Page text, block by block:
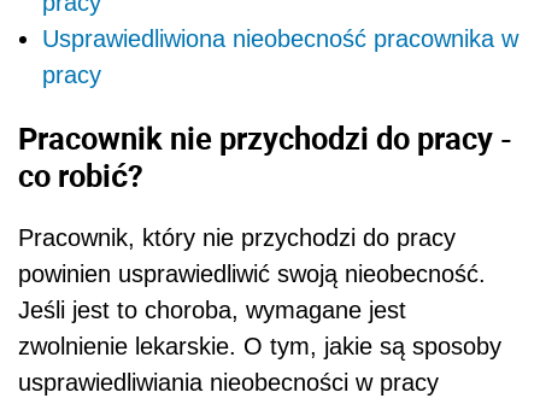
Usprawiedliwiona nieobecność pracownika w
pracy
Pracownik nie przychodzi do pracy -
co robić?
Pracownik, który nie przychodzi do pracy
powinien usprawiedliwić swoją nieobecność.
Jeśli jest to choroba, wymagane jest
zwolnienie lekarskie. O tym, jakie są sposoby
usprawiedliwiania nieobecności w pracy